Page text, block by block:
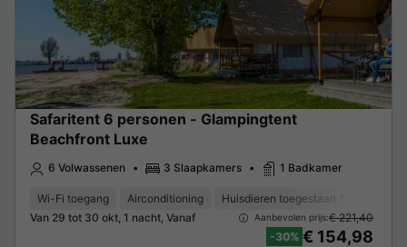
Safaritent 6 personen - Glampingtent
Beachfront Luxe
6 Volwassenen 3 Slaapkamers 1 Badkamer
Wi-Fi toegang Airconditioning Huisdieren toegestaan *
Van 29 tot 30 okt, 1 nacht, Vanaf
Aanbevolen prijs:€ 221,40
-30% € 154,98